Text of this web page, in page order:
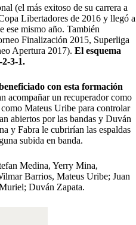
(el más exitoso de su carrera a
Libertadores de 2016 y llegó a
ese mismo año. También
Finalización 2015, Superliga
Apertura 2017). El esquema
2-3-1.
con esta formación
acompañar un recuperador como
Mateus Uribe para controlar
abiertos por las bandas y Duván
y Fabra le cubrirían las espaldas
subida en banda.
Medina, Yerry Mina,
Barrios, Mateus Uribe; Juan
Duván Zapata.